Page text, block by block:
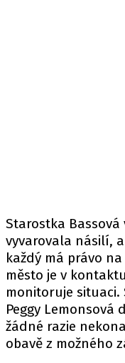
Starostka Bassová
vyvarovala násilí,
každý má právo
město je v
monitoruje
Peggy Lemonsová
žádné razie
obavě z možného